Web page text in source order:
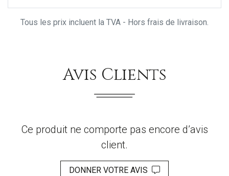
Tous les prix incluent la TVA - Hors frais de livraison.
Avis Clients
Ce produit ne comporte pas encore d’avis
client.
DONNER VOTRE AVIS